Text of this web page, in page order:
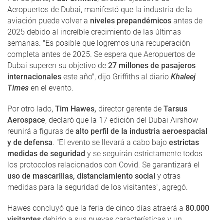
Aeropuertos de Dubai, manifestó que la industria de la
aviación puede volver a niveles prepandémicos antes de
2025 debido al increíble crecimiento de las últimas
semanas. "Es posible que logremos una recuperación
completa antes de 2025. Se espera que Aeropuertos de
Dubai superen su objetivo de 27 millones de pasajeros
internacionales este año", dijo Griffiths al diario Khaleej
Times en el evento.
Por otro lado, Tim Hawes, director gerente de Tarsus
Aerospace, declaró que la 17 edición del Dubai Airshow
reunirá a figuras de alto perfil de la industria aeroespacial
y de defensa. "El evento se llevará a cabo bajo estrictas
medidas de seguridad y se seguirán estrictamente todos
los protocolos relacionados con Covid. Se garantizará el
uso de mascarillas, distanciamiento social y otras
medidas para la seguridad de los visitantes", agregó.
Hawes concluyó que la feria de cinco días atraerá a 80.000